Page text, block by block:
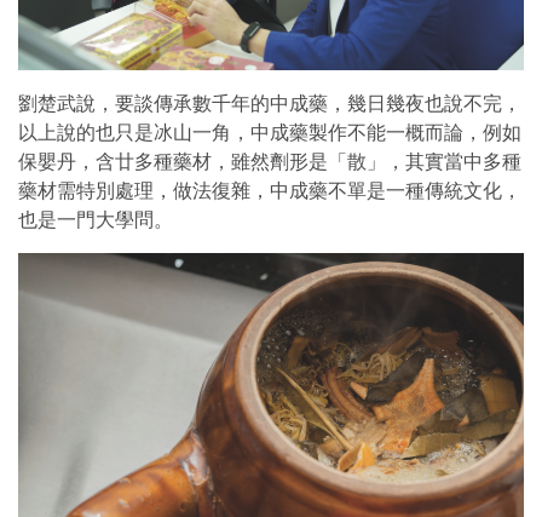
劉楚武說，要談傳承數千年的中成藥，幾日幾夜也說不完，
以上說的也只是冰山一角，中成藥製作不能一概而論，例如
保嬰丹，含廿多種藥材，雖然劑形是「散」，其實當中多種
藥材需特別處理，做法復雜，中成藥不單是一種傳統文化，
也是一門大學問。